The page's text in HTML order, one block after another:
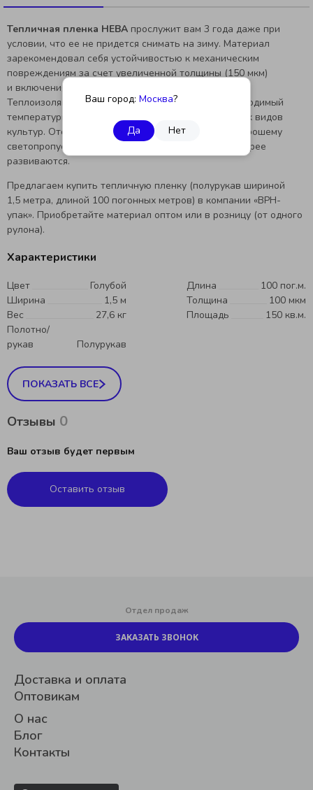
Ваш город: Москва?
Да Нет
Тепличная пленка НЕВА прослужит вам 3 года даже при
условии, что ее не придется снимать на зиму. Материал
зарекомендовал себя устойчивостью к механическим
повреждениям за счет увеличенной толщины (150 мкм)
и включения в состав пленки модификаторов.
Теплоизоляционные свойства обеспечивают необходимый
температурный режим для выращивания различных видов
культур. Отсутствие микротрещин способствует хорошему
светопропусканию. Растения в таких условиях быстрее
развиваются.
Предлагаем купить тепличную пленку (полурукав шириной
1,5 метра, длиной 100 погонных метров) в компании «ВРН-
упак». Приобретайте материал оптом или в розницу (от одного
рулона).
Характеристики
Цвет Голубой Длина
100 пог.м.
Ширина
1,5 м Толщина
100 мкм
Вес
27,6 кг Площадь
150 кв.м.
Полотно/
рукав
Полурукав
ПОКАЗАТЬ ВСЕ
Отзывы 0
Ваш отзыв будет первым
Оставить отзыв
Доставка и оплата
Оптовикам
О нас
Блог
Контакты
Отдел продаж
ЗАКАЗАТЬ ЗВОНОК